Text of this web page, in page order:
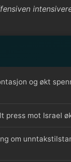
og økt
press mot Israel
om